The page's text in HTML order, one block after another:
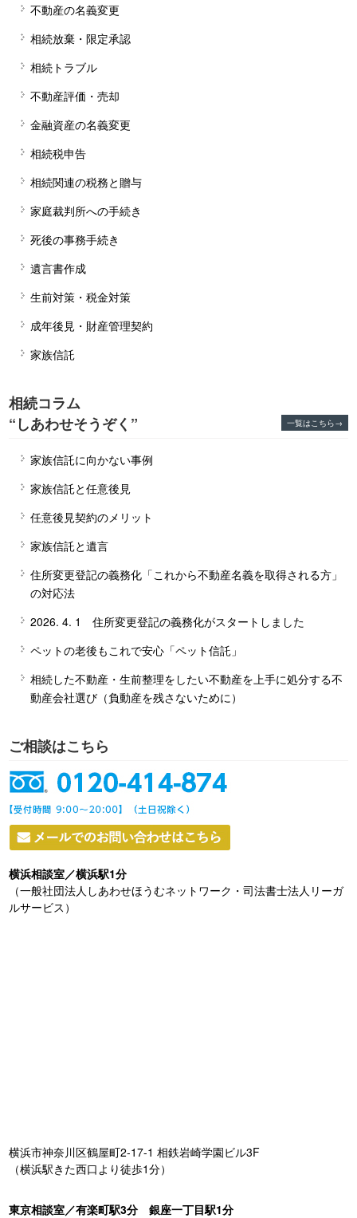
不動産の名義変更
相続放棄・限定承認
相続トラブル
不動産評価・売却
金融資産の名義変更
相続税申告
相続関連の税務と贈与
家庭裁判所への手続き
死後の事務手続き
遺言書作成
生前対策・税金対策
成年後見・財産管理契約
家族信託
相続コラム
“しあわせそうぞく”
一覧はこちら→
家族信託に向かない事例
家族信託と任意後見
任意後見契約のメリット
家族信託と遺言
住所変更登記の義務化「これから不動産名義を取得される方」
の対応法
2026. 4. 1 住所変更登記の義務化がスタートしました
ペットの老後もこれで安心「ペット信託」
相続した不動産・生前整理をしたい不動産を上手に処分する不
動産会社選び（負動産を残さないために）
ご相談はこちら
横浜相談室／横浜駅1分
（一般社団法人しあわせほうむネットワーク・司法書士法人リーガ
ルサービス）
横浜市神奈川区鶴屋町2-17-1 相鉄岩崎学園ビル3F
（横浜駅きた西口より徒歩1分）
東京相談室／有楽町駅3分 銀座一丁目駅1分